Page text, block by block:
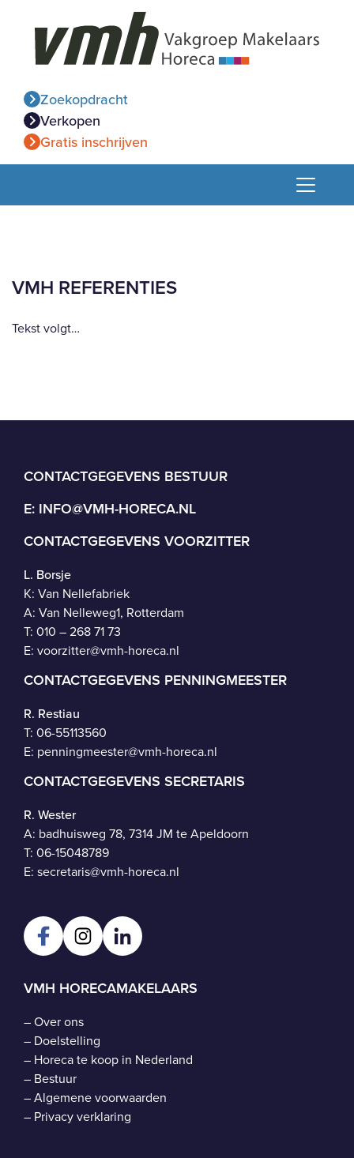
Zoekopdracht
Verkopen
Gratis inschrijven
VMH REFERENTIES
Tekst volgt…
CONTACTGEGEVENS BESTUUR
E: INFO@VMH-HORECA.NL
CONTACTGEGEVENS VOORZITTER
L. Borsje
K: Van Nellefabriek
A: Van Nelleweg1, Rotterdam
T: 010 – 268 71 73
E: voorzitter@vmh-horeca.nl
CONTACTGEGEVENS PENNINGMEESTER
R. Restiau
T: 06-55113560
E: penningmeester@vmh-horeca.nl
CONTACTGEGEVENS SECRETARIS
R. Wester
A: badhuisweg 78, 7314 JM te Apeldoorn
T: 06-15048789
E: secretaris@vmh-horeca.nl
VMH HORECAMAKELAARS
–Over ons
– Doelstelling
– Horeca te koop in Nederland
– Bestuur
–Algemene voorwaarden
– Privacy verklaring